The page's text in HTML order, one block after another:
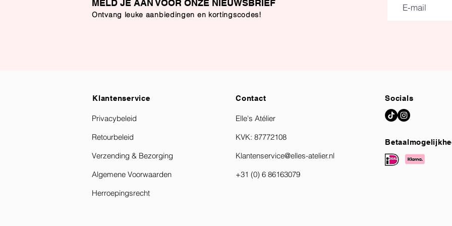
MELD JE AAN VOOR ONZE NIEUWSBRIEF
Ontvang leuke aanbiedingen en kortingscodes!
Klantenservice
Privacybeleid
Retourbeleid
Verzending & Bezorging
Algemene Voorwaarden
Herroepingsrecht
Contact
Elle's Atélier
KVK: 87772108
Klantenservice@elles-atelier.nl
+31 (0) 6 86163079
Socials